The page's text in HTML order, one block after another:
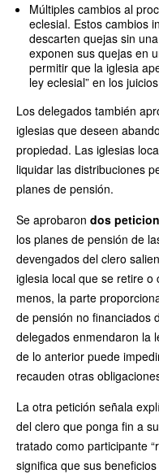
Múltiples cambios al
eclesial. Estos cambios
descarten quejas sin
exponen sus quejas en
permitir que la iglesia
ley eclesial” en los
Los delegados también
iglesias que deseen
propiedad. Las iglesias
liquidar las distribuciones
planes de pensión.
Se aprobaron dos
los planes de pensión de
devengados del clero
iglesia local que se retire
menos, la parte
de pensión no financiados
delegados enmendaron la
de lo anterior puede
recauden otras
La otra petición señala
del clero que ponga fin a
tratado como participante
significa que sus